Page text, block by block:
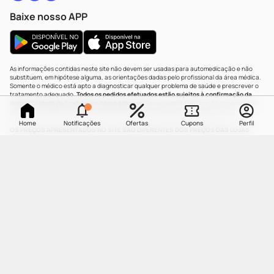
Home Notificações Ofertas Cupons Perfil
Baixe nosso APP
As informações contidas neste site não devem ser usadas para automedicação e não
substituem, em hipótese alguma, as orientações dadas pelo profissional da área médica.
Somente o médico está apto a diagnosticar qualquer problema de saúde e prescrever o
tratamento adequado.Todos os pedidos efetuados estão sujeitos à confirmação da
disponibilidade de produto em nosso estoque.O processo de separação dos produtos
pode levar até dois dias úteis dependendo da disponibilidade do estoque em loja.
OS PREÇOS APRESENTADOS NO SITE SÃO DIFERENTES DOS PREÇOS DAS LOJAS